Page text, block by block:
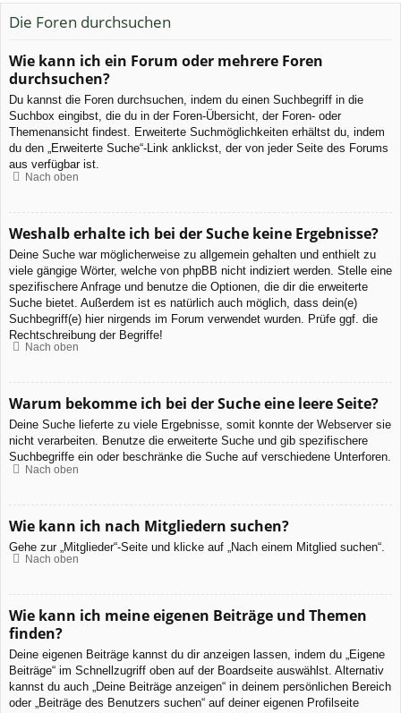
Die Foren durchsuchen
Wie kann ich ein Forum oder mehrere Foren
durchsuchen?
Du kannst die Foren durchsuchen, indem du einen Suchbegriff in die
Suchbox eingibst, die du in der Foren-Übersicht, der Foren- oder
Themenansicht findest. Erweiterte Suchmöglichkeiten erhältst du, indem
du den „Erweiterte Suche“-Link anklickst, der von jeder Seite des Forums
aus verfügbar ist.
Nach oben
Weshalb erhalte ich bei der Suche keine Ergebnisse?
Deine Suche war möglicherweise zu allgemein gehalten und enthielt zu
viele gängige Wörter, welche von phpBB nicht indiziert werden. Stelle eine
spezifischere Anfrage und benutze die Optionen, die dir die erweiterte
Suche bietet. Außerdem ist es natürlich auch möglich, dass dein(e)
Suchbegriff(e) hier nirgends im Forum verwendet wurden. Prüfe ggf. die
Rechtschreibung der Begriffe!
Nach oben
Warum bekomme ich bei der Suche eine leere Seite?
Deine Suche lieferte zu viele Ergebnisse, somit konnte der Webserver sie
nicht verarbeiten. Benutze die erweiterte Suche und gib spezifischere
Suchbegriffe ein oder beschränke die Suche auf verschiedene Unterforen.
Nach oben
Wie kann ich nach Mitgliedern suchen?
Gehe zur „Mitglieder“-Seite und klicke auf „Nach einem Mitglied suchen“.
Nach oben
Wie kann ich meine eigenen Beiträge und Themen
finden?
Deine eigenen Beiträge kannst du dir anzeigen lassen, indem du „Eigene
Beiträge“ im Schnellzugriff oben auf der Boardseite auswählst. Alternativ
kannst du auch „Deine Beiträge anzeigen“ in deinem persönlichen Bereich
oder „Beiträge des Benutzers suchen“ auf deiner eigenen Profilseite